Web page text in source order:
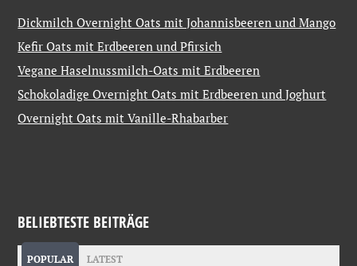
Dickmilch Overnight Oats mit Johannisbeeren und Mango
Kefir Oats mit Erdbeeren und Pfirsich
Vegane Haselnussmilch-Oats mit Erdbeeren
Schokoladige Overnight Oats mit Erdbeeren und Joghurt
Overnight Oats mit Vanille-Rhabarber
BELIEBTESTE BEITRÄGE
POPULAR LATEST